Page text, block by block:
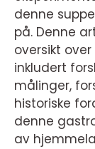
denne
på. Denne
oversikt
inkludert
målinger,
historiske
denne
av